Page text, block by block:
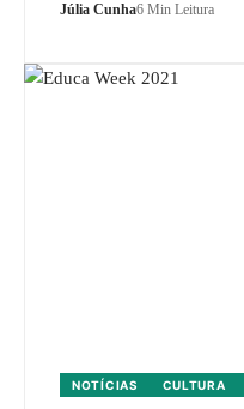
Júlia Cunha6 Min Leitura
NOTÍCIAS CULTURA